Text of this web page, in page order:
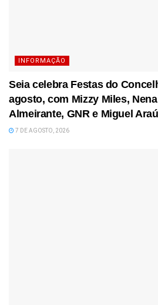
INFORMAÇÃO
Seia celebra Festas do
agosto, com Mizzy Miles,
Almeirante, GNR e Miguel
7 DE AGOSTO, 2026